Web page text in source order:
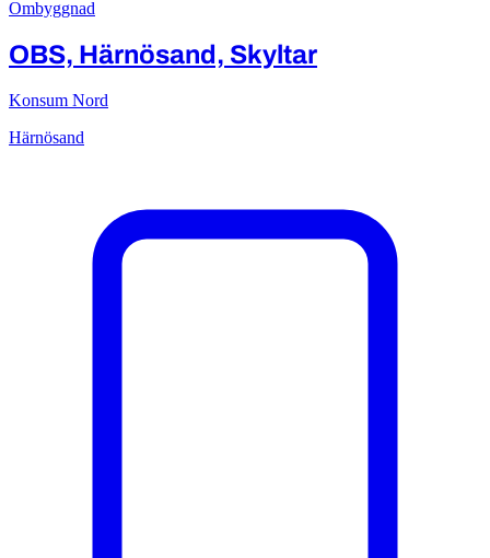
Ombyggnad
OBS, Härnösand, Skyltar
Konsum Nord
Härnösand